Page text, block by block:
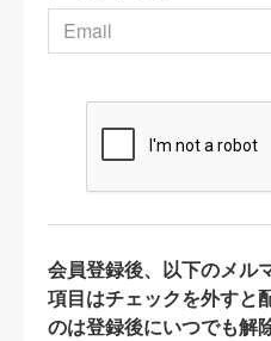
会員登録後、以下のメル
項目はチェックを外すと
のは登録後にいつでも解